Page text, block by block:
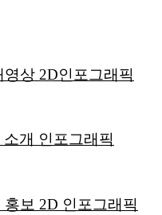
상 2D인포그래픽
개 인포그래픽
보 2D 인포그래픽